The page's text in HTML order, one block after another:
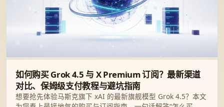
如何购买 Grok 4.5 与 X Premium 订阅？最新渠道
对比、保姆级支付教程与避坑指南
想要抢先体验马斯克旗下 xAI 的最新旗舰模型 Grok 4.5？本文